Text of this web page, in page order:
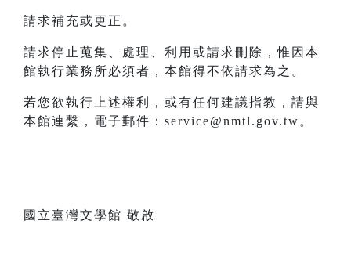
請求補充或更正。
請求停止蒐集、處理、利用或請求刪除，惟因本
館執行業務所必須者，本館得不依請求為之。
若您欲執行上述權利，或有任何建議指教，請與
本館連繫，電子郵件：service@nmtl.gov.tw。
國立臺灣文學館 敬啟